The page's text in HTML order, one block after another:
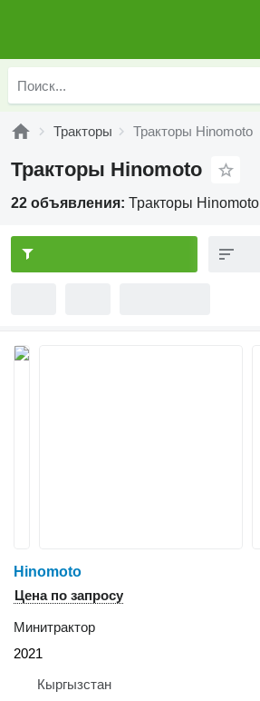
Тракторы Тракторы Hinomoto
Тракторы Hinomoto
22 объявления: Тракторы Hinomoto
Hinomoto
Цена по запросу
Минитрактор
2021
Кыргызстан